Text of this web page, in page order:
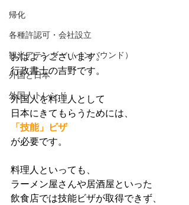
帰化
各種許認可・会社設立
観光アテンダー（インバウンド）
外国と日本
外国人トレンド
おはようございます。
行政書士の吉野です。
外国人を料理人として
日本にきてもらうためには、
「技能」ビザ
が必要です。
料理人といっても、
ラーメン屋さんや居酒屋といった
飲食店では技能ビザが取得できず、